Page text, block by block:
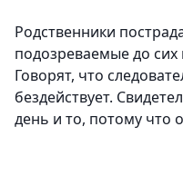
Родственники
подозреваемые до
Говорят, что
бездействует.
день и то, потому что